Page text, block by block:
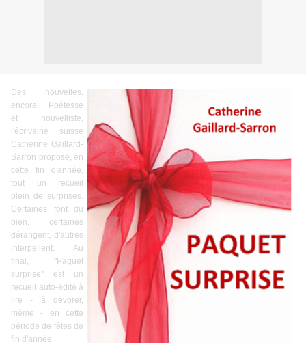
Des nouvelles,
encore! Poétesse
et nouvelliste,
l'écrivaine suisse
Catherine Gaillard-
Sarron propose, en
cette fin d'année,
tout un recueil
plein de surprises.
Certaines font du
bien, certaines
dérangent, d'autres
interpellent. Au
final, "Paquet
surprise" est un
recueil auto-édité à
lire - à dévorer,
même - en cette
période de fêtes de
fin d'année.